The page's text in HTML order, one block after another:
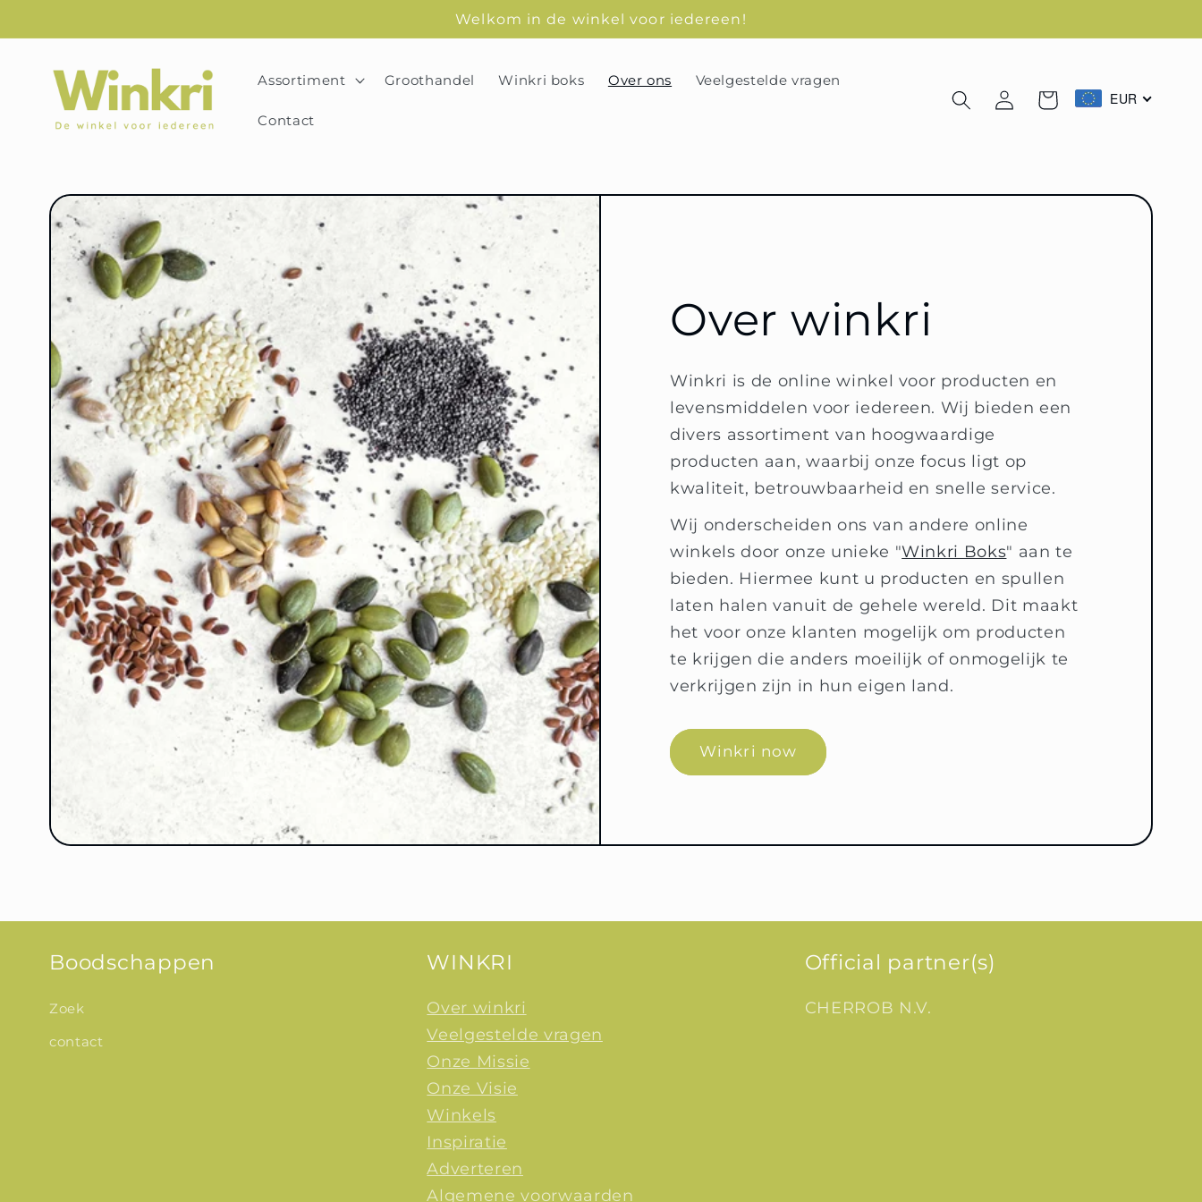
content
Welkom in de winkel voor iedereen!
Assortiment Groothandel Winkri boks Over ons Veelgestelde vragen
Contact
InloggenWinkelkar EUR
Over winkri
Winkri is de online winkel voor producten en
levensmiddelen voor iedereen. Wij bieden een
divers assortiment van hoogwaardige
producten aan, waarbij onze focus ligt op
kwaliteit, betrouwbaarheid en snelle service.
Wij onderscheiden ons van andere online
winkels door onze unieke "Winkri Boks" aan te
bieden. Hiermee kunt u producten en spullen
laten halen vanuit de gehele wereld. Dit maakt
het voor onze klanten mogelijk om producten
te krijgen die anders moeilijk of onmogelijk te
verkrijgen zijn in hun eigen land.
Winkri now
Boodschappen
Zoek
contact
WINKRI
Over winkri
Veelgestelde vragen
Onze Missie
Onze Visie
Winkels
Inspiratie
Adverteren
Algemene voorwaarden
Official partner(s)
CHERROB N.V.